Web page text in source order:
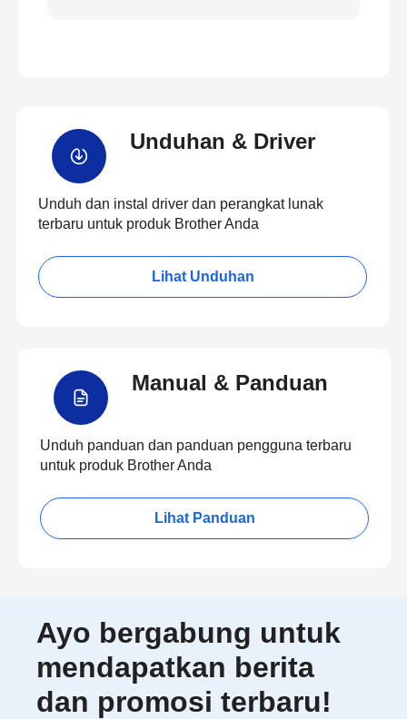
Unduhan & Driver
Unduh dan instal driver dan perangkat lunak
terbaru untuk produk Brother Anda
Lihat Unduhan
Manual & Panduan
Unduh panduan dan panduan pengguna terbaru
untuk produk Brother Anda
Lihat Panduan
Ayo bergabung untuk
mendapatkan berita
dan promosi terbaru!